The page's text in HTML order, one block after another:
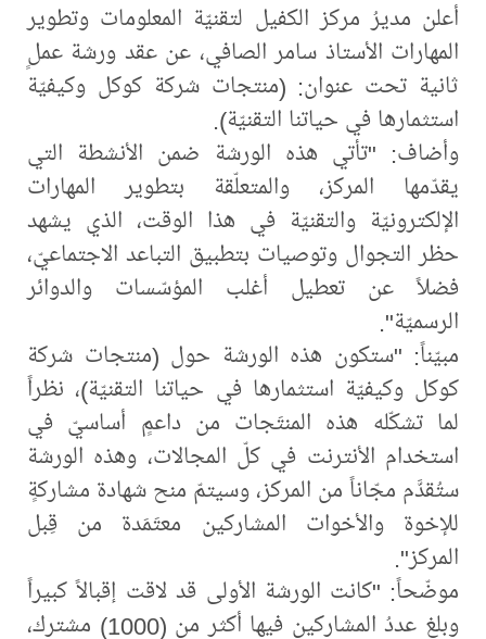
أعلن مديرُ مركز الكفيل لتقنيّة المعلومات وتطوير
المهارات الأستاذ سامر الصافي، عن عقد ورشة عملٍ
ثانية تحت عنوان: (منتجات شركة كوكل وكيفيّة
استثمارها في حياتنا التقنيّة).
وأضاف: "تأتي هذه الورشة ضمن الأنشطة التي
يقدّمها المركز، والمتعلّقة بتطوير المهارات
الإلكترونيّة والتقنيّة في هذا الوقت، الذي يشهد
حظر التجوال وتوصيات بتطبيق التباعد الاجتماعيّ،
فضلاً عن تعطيل أغلب المؤسّسات والدوائر
الرسميّة".
مبيّناً: "ستكون هذه الورشة حول (منتجات شركة
كوكل وكيفيّة استثمارها في حياتنا التقنيّة)، نظراً
لما تشكّله هذه المنتَجات من داعمٍ أساسيّ في
استخدام الأنترنت في كلّ المجالات، وهذه الورشة
ستُقدَّم مجّاناً من المركز، وسيتمّ منح شهادة مشاركةٍ
للإخوة والأخوات المشاركين معتَمَدة من قِبل
المركز".
موضّحاً: "كانت الورشة الأولى قد لاقت إقبالاً كبيراً
وبلغ عددُ المشاركين فيها أكثر من (1000) مشترك،